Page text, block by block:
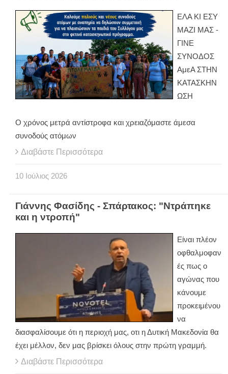
ΕΛΑ ΚΙ ΕΣΥ
ΜΑΖΙ ΜΑΣ -
ΓΙΝΕ
ΣΥΝΟΔΟΣ
ΑμεΑ ΣΤΗΝ
ΚΑΤΑΣΚΗΝ
ΩΣΗ
Ο χρόνος μετρά αντίστροφα και χρειαζόμαστε άμεσα
συνοδούς ατόμων
Διαβάστε Περισσότερα
10 Ιούλιος 2026
Γιάννης Φασίδης - Σπάρτακος: "Ντράπηκε
και η ντροπή"
Είναι πλέον
οφθαλμοφαν
ές πως ο
αγώνας που
κάνουμε
προκειμένου
να
διασφαλίσουμε ότι η περιοχή μας, οτι η Δυτική Μακεδονία θα
έχει μέλλον, δεν μας βρίσκει όλους στην πρώτη γραμμή.
Διαβάστε Περισσότερα